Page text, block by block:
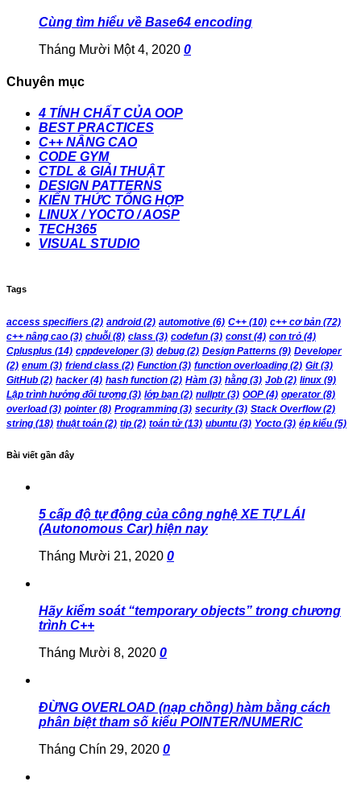
Cùng tìm hiểu về Base64 encoding
Tháng Mười Một 4, 2020 0
Chuyên mục
4 TÍNH CHẤT CỦA OOP
BEST PRACTICES
C++ NÂNG CAO
CODE GYM
CTDL & GIẢI THUẬT
DESIGN PATTERNS
KIẾN THỨC TỔNG HỢP
LINUX / YOCTO / AOSP
TECH365
VISUAL STUDIO
Tags
access specifiers (2) android(2) automotive (6) C++ (10) c++ cơ bản (72)
c++ nâng cao (3) chuỗi(8) class (3) codefun (3) const(4) con trỏ (4)
Cplusplus (14) cppdeveloper(3) debug (2) Design Patterns (9) Developer
(2) enum (3) friend class (2) Function (3) function overloading (2) Git(3)
GitHub (2) hacker(4) hash function (2) Hàm (3) hằng (3) Job (2) linux (9)
Lập trình hướng đối tượng (3) lớp bạn (2) nullptr(3) OOP (4) operator(8)
overload(3) pointer(8) Programming (3) security (3) Stack Overflow(2)
string (18) thuật toán (2) tip (2) toán tử(13) ubuntu (3) Yocto (3) ép kiểu (5)
Bài viết gần đây
5 cấp độ tự động của công nghệ XE TỰ LÁI
(Autonomous Car) hiện nay
Tháng Mười 21, 2020 0
Hãy kiểm soát “temporary objects” trong chương
trình C++
Tháng Mười 8, 2020 0
ĐỪNG OVERLOAD (nạp chồng) hàm bằng cách
phân biệt tham số kiểu POINTER/NUMERIC
Tháng Chín 29, 2020 0